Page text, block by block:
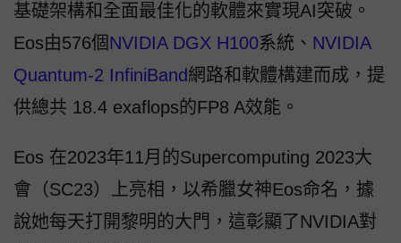
基礎架構和全面最佳化的軟體來實現AI突破。
Eos由576個NVIDIA DGX H100系統、 NVIDIA
Quantum-2 InfiniBand網路和軟體構建而成，提
供總共 18.4 exaflops的FP8 A效能。
Eos 在2023年11月的Supercomputing 2023大
會（SC23）上亮相，以希臘女神Eos命名，據
說她每天打開黎明的大門，這彰顯了NVIDIA對